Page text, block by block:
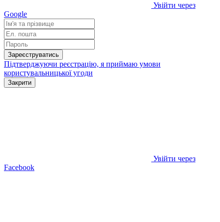
Увійти через
Google
Зареєструватись
Підтверджуючи реєстрацію, я приймаю умови
користувальницької угоди
Закрити
Увійти через
Facebook